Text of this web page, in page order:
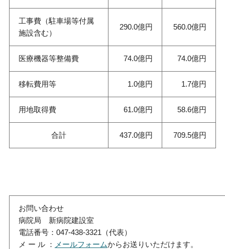
工事費（駐車場等付属
施設含む）
290.0億円 560.0億円
医療機器等整備費 74.0億円 74.0億円
移転費用等 1.0億円 1.7億円
用地取得費 61.0億円 58.6億円
合計 437.0億円 709.5億円
お問い合わせ
病院局 新病院建設室
電話番号：047-438-3321（代表）
メ ー ル ： メールフォームからお送りいただけます。